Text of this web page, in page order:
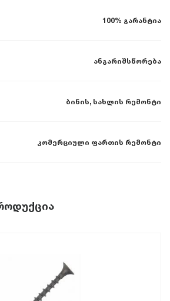
100% გარანტია
ანგარიშსწორება
ბინის, სახლის რემონტი
კომერციული ფართის რემონტი